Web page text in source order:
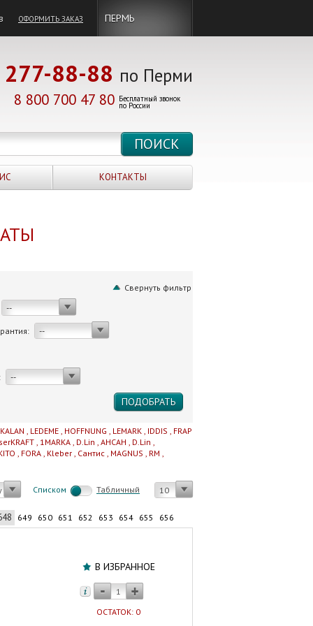
ОФОРМИТЬ ЗАКАЗ ПЕРМЬ
277-88-88 по Перми
8 800 700 47 80 Бесплатный звонок
по России
КОНТАКТЫ
Свернуть фильтр
--
--
--
, LEDEME , HOFFNUNG , LEMARK , IDDIS , FRAP
, 1MARKA , D.Lin , AHCAH , D.Lin ,
, FORA , Kleber , Сантис , MAGNUS , RM ,
Cписком Табличный 10
649 650 651 652 653 654 655
656
В ИЗБРАННОЕ
ОСТАТОК: 0